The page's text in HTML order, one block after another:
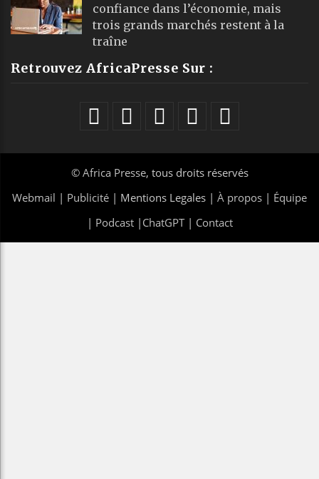
confiance dans l’économie, mais
trois grands marchés restent à la
traîne
Retrouvez AfricaPresse Sur :
© Africa Presse, tous droits réservés
Webmail | Publicité | Mentions Legales | À propos | Équipe
| Podcast| ChatGPT| Contact